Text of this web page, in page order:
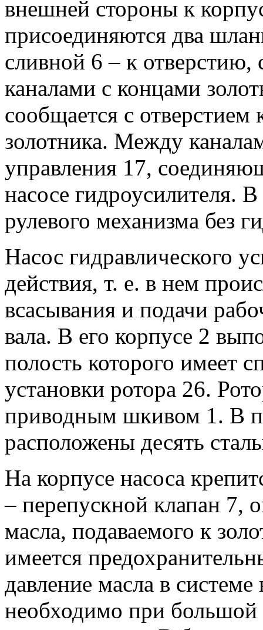
внешней стороны к
присоединяются два
сливной 6 – к
каналами с концами
сообщается с отверстием
золотника. Между
управления 17,
насосе гидроусилителя.
рулевого механизма без
Насос гидравлического
действия, т. е. в нем
всасывания и подачи
вала. В его корпусе 2
полость которого имеет
установки ротора 26.
приводным шкивом 1. В
расположены десять
На корпусе насоса
– перепускной клапан 7,
масла, подаваемого к
имеется
давление масла в
необходимо при большой